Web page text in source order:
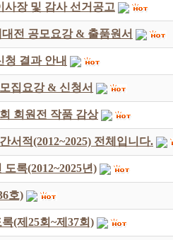
사장 및 감사 선거공고
전 공모요강 & 출품원서
청 결과 안내
집요강 & 신청서
회원전 작품 감상
서적(2012~2025) 전체입니다.
록(2012~2025년)
호)
(제25회~제37회)